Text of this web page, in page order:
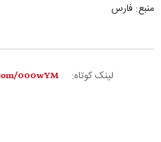
منبع: فارس
لینک کوتاه: